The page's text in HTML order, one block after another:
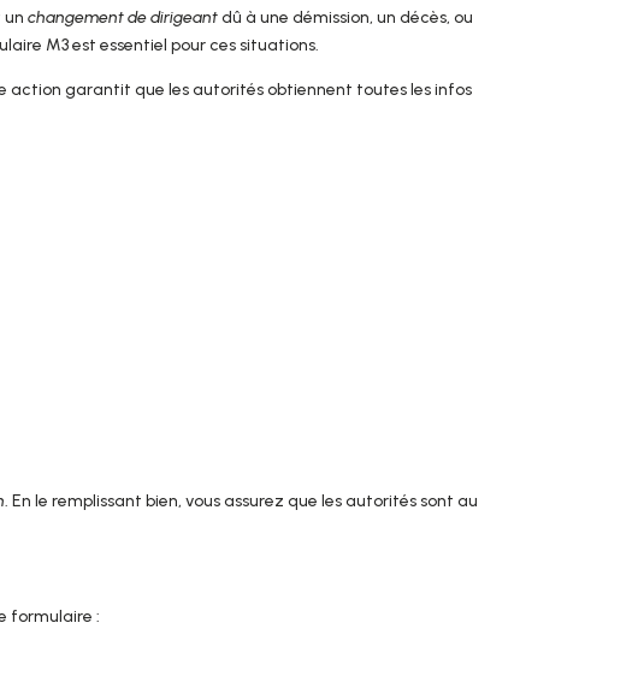
un changement de dirigeantdû à une démission, un décès, ou
M3 est essentiel pour ces situations.
action garantit que les autorités obtiennent toutes les infos
. En le remplissant bien, vous assurez que les autorités sont au
formulaire :